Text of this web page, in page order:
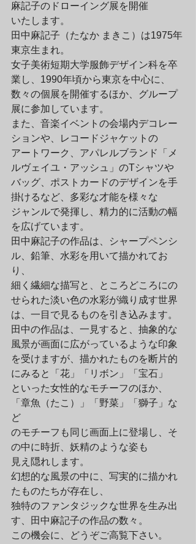
麻記子のドローイング展を開催
いたします。
田中麻記子（たなか まきこ）は1975年
東京生まれ。
女子美術短期大学服飾デザイン科を卒
業し、1990年頃から東京を中心に、
数々の個展を開催するほか、グループ
展に参加しています。
また、音楽イベントの会場内デコレー
ションや、レコードジャケットの
アートワーク、アパレルブランド「メ
ルヴェイユ・アッシュ」のTシャツや
バッグ、ポストカードのデザインを手
掛けるなど、多彩な才能を様々な
ジャンルで発揮し、精力的に活動の幅
を広げています。
田中麻記子の作品は、シャープペンシ
ル、鉛筆、水彩を用いて描かれてお
り、
細く繊細な描写と、ところどころにの
せられた淡い色の水彩が織り成す世界
は、一目で見るものを引き込みます。
田中の作品は、一見すると、抽象的な
風景が画面に広がっているような印象
を受けますが、描かれたものを断片的
にみると「花」「リボン」「宝石」
といった女性的なモチーフのほか、
「章魚（たこ）」「野菜」「獅子」な
ど
のモチーフも同じ画面上に登場し、そ
の中に時折、妖精のような姿も
見え隠れします。
幻想的な風景の中に、写実的に描かれ
たものたちが存在し、
独特のファンタジックな世界を生み出
す、田中麻記子の作品の数々。
この機会に、どうぞご高覧下さい。